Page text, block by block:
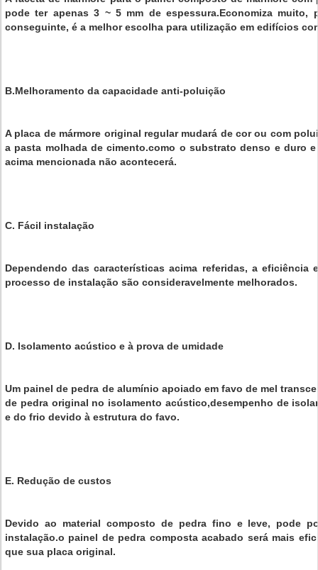
pode ter apenas 3 ~ 5 mm de espessura.Economiza muito,
conseguinte, é a melhor escolha para utilização em edifícios
B.Melhoramento da capacidade anti-poluição
A placa de mármore original regular mudará de cor ou com
a pasta molhada de cimento.como o substrato denso e duro
acima mencionada não acontecerá.
C. Fácil instalação
Dependendo das características acima referidas, a
processo de instalação são consideravelmente melhorados.
D. Isolamento acústico e à prova de umidade
Um painel de pedra de alumínio apoiado em favo de mel
de pedra original no isolamento acústico,desempenho de
e do frio devido à estrutura do favo.
E. Redução de custos
Devido ao material composto de pedra fino e leve, pode
instalação.o painel de pedra composta acabado será mais
que sua placa original.